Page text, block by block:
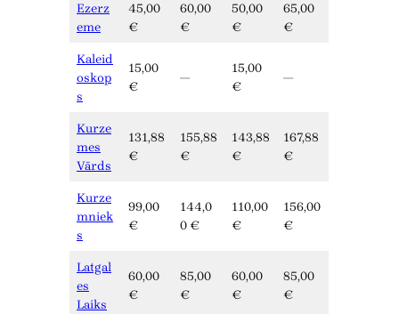
Ezerz
eme
45,00
€
60,00
€
50,00
€
65,00
€
Kaleid
oskop
s
15,00
€
—
15,00
€
—
Kurze
mes
Vārds
131,88
€
155,88
€
143,88
€
167,88
€
Kurze
mniek
s
99,00
€
144,0
0 €
110,00
€
156,00
€
Latgal
es
Laiks
60,00
€
85,00
€
60,00
€
85,00
€